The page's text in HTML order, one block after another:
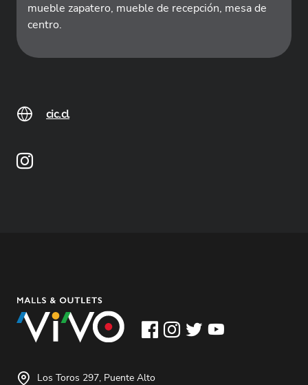
mueble zapatero, mueble de recepción, mesa de
centro.
cic.cl
Los Toros 297, Puente Alto